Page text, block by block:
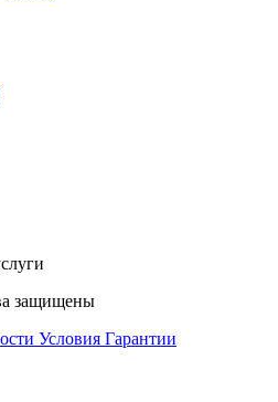
защищены
Условия Гарантии